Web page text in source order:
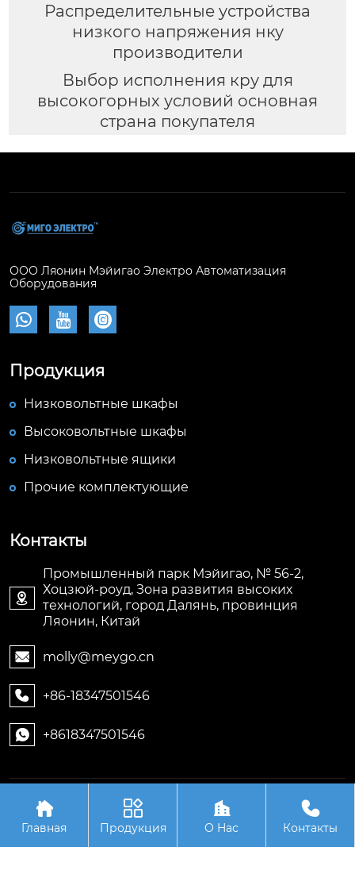
Распределительные устройства
низкого напряжения нку
производители
Выбор исполнения кру для
высокогорных условий основная
страна покупателя
ООО Ляонин Мэйигао Электро Автоматизация
Оборудования
  
Продукция
Низковольтные шкафы
Высоковольтные шкафы
Низковольтные ящики
Прочие комплектующие
Контакты

Промышленный парк Мэйигао, № 56-2,
Хоцзюй-роуд, Зона развития высоких
технологий, город Далянь, провинция
Ляонин, Китай
 molly@meygo.cn
 +86-18347501546
 +8618347501546
Авторское право©ООО Ляонин Мэйигао Электро
Автоматизация Оборудования

Главная

Продукция

О Hас

Контакты